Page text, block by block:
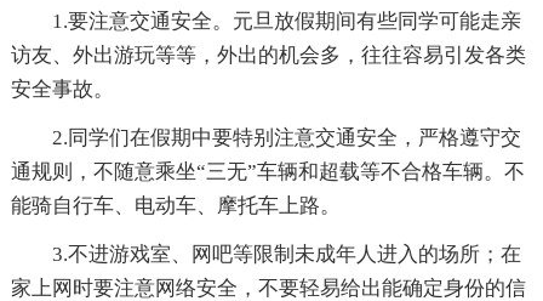
1.要注意交通安全。元旦放假期间有些同学可能走亲
访友、外出游玩等等，外出的机会多，往往容易引发各类
安全事故。
2.同学们在假期中要特别注意交通安全，严格遵守交
通规则，不随意乘坐“三无”车辆和超载等不合格车辆。不
能骑自行车、电动车、摩托车上路。
3.不进游戏室、网吧等限制未成年人进入的场所；在
家上网时要注意网络安全，不要轻易给出能确定身份的信